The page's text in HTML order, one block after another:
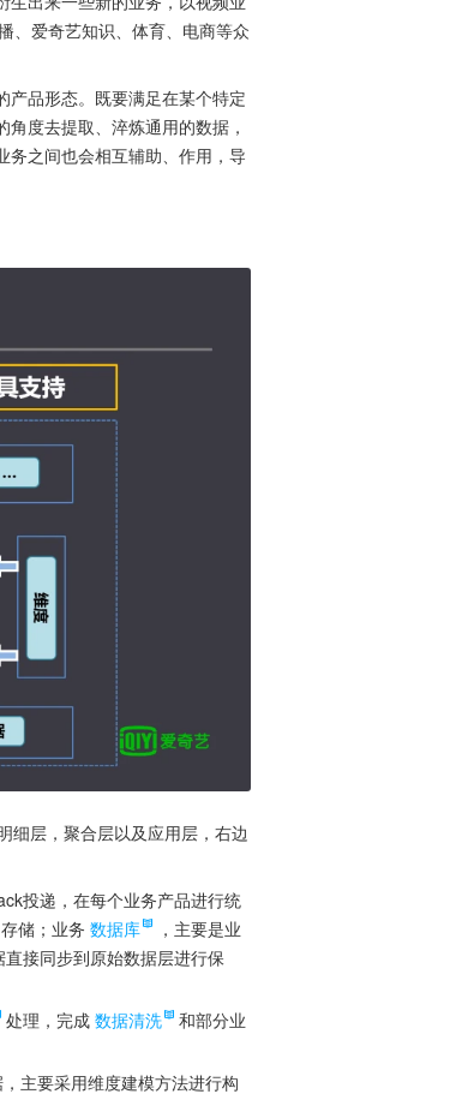
、爱奇艺知识、体育、电商等众
产品形态。既要满足在某个特定
度去提取、淬炼通用的数据，
务之间也会相互辅助、作用，导
细层，聚合层以及应用层，右边
投递，在每个业务产品进行统
储；业务 数据库
，主要是业
接同步到原始数据层进行保
处理，完成 数据清洗
和部分业
主要采用维度建模方法进行构